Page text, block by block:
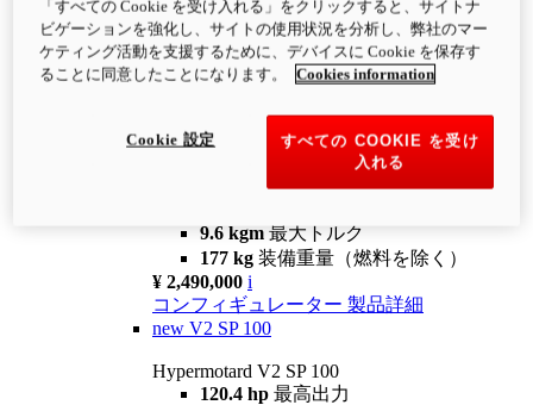
120.4 hp最高出力
9.6 kgm最大トルク
180 kg装備重量（燃料を除く）
コンフィギュレーター 製品詳細
newV2 SP
Hypermotard V2 SP
9.6 kgm 最大トルク
177 kg 装備重量（燃料を除く）
¥ 2,490,000 i
コンフィギュレーター 製品詳細
new V2 SP 100
Hypermotard V2 SP 100
120.4 hp 最高出力
「すべての Cookie を受け入れる」をクリックすると、サイトナ
ビゲーションを強化し、サイトの使用状況を分析し、弊社のマー
ケティング活動を支援するために、デバイスに Cookie を保存す
ることに同意したことになります。
Cookies information
すべての COOKIE を受け
入れる
Cookie 設定